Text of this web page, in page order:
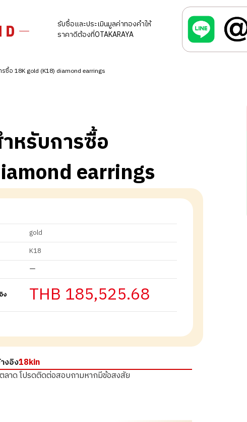
รับซื้อและประเมินมูลค่าทองคำให้
ราคาดีต้องที่OTAKARAYA
ซื้อ 18K gold (K18) diamond earrings
หรับการซื้อ
earrings
gold
K18
ー
ง THB 185,525.68
งอิง18kin
ลาดโปรดติดต่อสอบถามหากมีข้อสงสัย